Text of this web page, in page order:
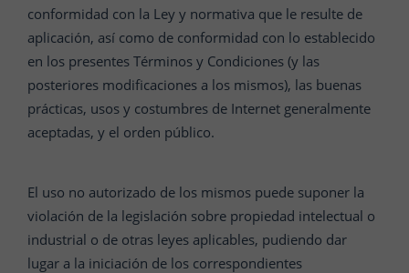
conformidad con la Ley y normativa que le resulte de
aplicación, así como de conformidad con lo establecido
en los presentes Términos y Condiciones (y las
posteriores modificaciones a los mismos), las buenas
prácticas, usos y costumbres de Internet generalmente
aceptadas, y el orden público.
El uso no autorizado de los mismos puede suponer la
violación de la legislación sobre propiedad intelectual o
industrial o de otras leyes aplicables, pudiendo dar
lugar a la iniciación de los correspondientes